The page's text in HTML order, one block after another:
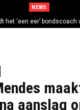
NEWS
het ‘een eer’ bondscoach
aanslag